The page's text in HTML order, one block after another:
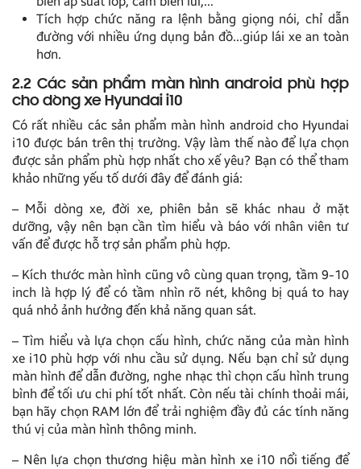
Tích hợp chức năng ra lệnh bằng giọng nói, chỉ dẫn
đường với nhiều ứng dụng bản đồ…giúp lái xe an toàn
hơn.
2.2 Các sản phẩm màn hình android phù hợp
cho dòng xe Hyundai i10
Có rất nhiều các sản phẩm màn hình android cho Hyundai
i10 được bán trên thị trường. Vậy làm thế nào để lựa chọn
được sản phẩm phù hợp nhất cho xế yêu? Bạn có thể tham
khảo những yếu tố dưới đây để đánh giá:
– Mỗi dòng xe, đời xe, phiên bản sẽ khác nhau ở mặt
dưỡng, vậy nên bạn cần tìm hiểu và báo với nhân viên tư
vấn để được hỗ trợ sản phẩm phù hợp.
– Kích thước màn hình cũng vô cùng quan trọng, tầm 9-10
inch là hợp lý để có tầm nhìn rõ nét, không bị quá to hay
quá nhỏ ảnh hưởng đến khả năng quan sát.
– Tìm hiểu và lựa chọn cấu hình, chức năng của màn hình
xe i10 phù hợp với nhu cầu sử dụng. Nếu bạn chỉ sử dụng
màn hình để dẫn đường, nghe nhạc thì chọn cấu hình trung
bình để tối ưu chi phí tốt nhất. Còn nếu tài chính thoải mái,
bạn hãy chọn RAM lớn để trải nghiệm đầy đủ các tính năng
thú vị của màn hình thông minh.
– Nên lựa chọn thương hiệu màn hình xe i10 nổi tiếng để